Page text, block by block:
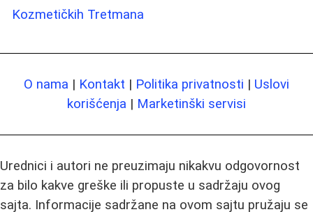
Kozmetičkih Tretmana
O nama | Kontakt | Politika privatnosti | Uslovi
korišćenja | Marketinški servisi
Urednici i autori ne preuzimaju nikakvu odgovornost
za bilo kakve greške ili propuste u sadržaju ovog
sajta. Informacije sadržane na ovom sajtu pružaju se